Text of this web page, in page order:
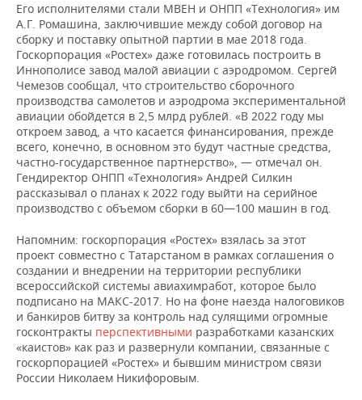
Его исполнителями стали МВЕН и ОНПП «Технология» им
А.Г. Ромашина, заключившие между собой договор на
сборку и поставку опытной партии в мае 2018 года.
Госкорпорация «Ростех» даже готовилась построить в
Иннополисе завод малой авиации с аэродромом. Сергей
Чемезов сообщал, что строительство сборочного
производства самолетов и аэродрома экспериментальной
авиации обойдется в 2,5 млрд рублей. «В 2022 году мы
откроем завод, а что касается финансирования, прежде
всего, конечно, в основном это будут частные средства,
частно-государственное партнерство», — отмечал он.
Гендиректор ОНПП «Технология» Андрей Силкин
рассказывал о планах к 2022 году выйти на серийное
производство с объемом сборки в 60—100 машин в год.
Напомним: госкорпорация «Ростех» взялась за этот
проект совместно с Татарстаном в рамках соглашения о
создании и внедрении на территории республики
всероссийской системы авиахимработ, которое было
подписано на МАКС-2017. Но на фоне наезда налоговиков
и банкиров битву за контроль над сулящими огромные
госконтракты перспективными разработками казанских
«каистов» как раз и развернули компании, связанные с
госкорпорацией «Ростех» и бывшим министром связи
России Николаем Никифоровым.